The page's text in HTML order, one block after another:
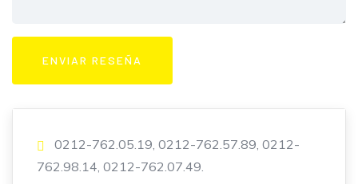
0212-762.05.19, 0212-762.57.89, 0212-
762.98.14, 0212-762.07.49.